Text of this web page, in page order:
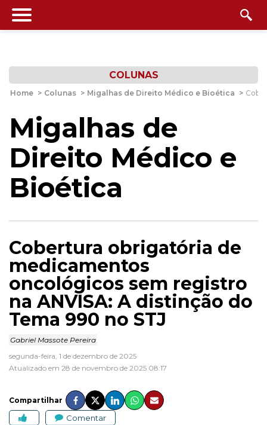
COLUNAS
Home > Colunas > Migalhas de Direito Médico e Bioética >
Migalhas de
Direito Médico e
Bioética
Cobertura obrigatória de
medicamentos
oncológicos sem registro
na ANVISA: A distinção do
Tema 990 no STJ
Gabriel Massote Pereira
segunda-feira, 1 de dezembro de 2025
Atualizado em 28 de novembro de 2025 08:17
Compartilhar
Comentar